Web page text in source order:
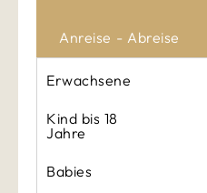
Anreise Abreise
Erwachsene
Kind bis 18
Jahre
Babies